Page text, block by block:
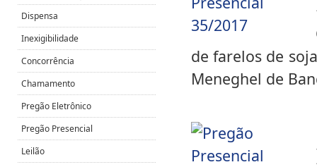
de farelos de
Meneghel de
Dispensa
Inexigibilidade
Concorrência
Chamamento
Pregão Eletrônico
Pregão Presencial
Leilão